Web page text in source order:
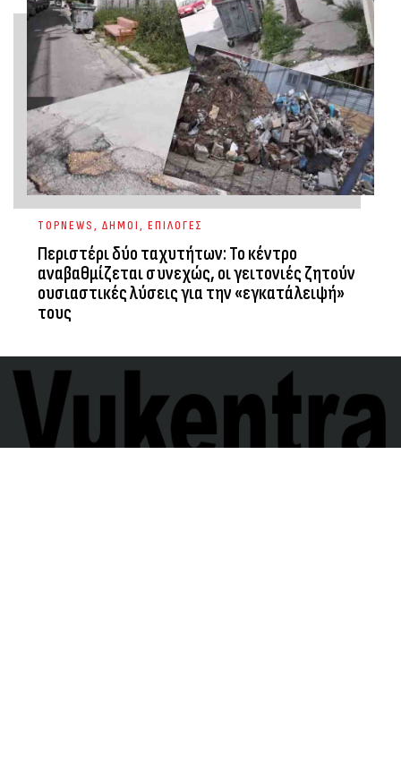
TOPNEWS, ΔΗΜΟΙ, ΕΠΙΛΟΓΕΣ
Περιστέρι δύο ταχυτήτων: Το κέντρο
αναβαθμίζεται συνεχώς, οι γειτονιές ζητούν
ουσιαστικές λύσεις για την «εγκατάλειψή»
τους